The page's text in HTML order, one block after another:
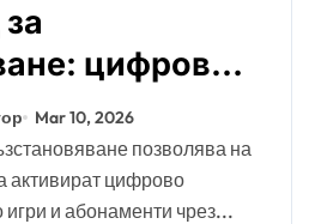
цифрова
на
на
Mar 10, 2026
активират цифрово
и абонаменти чрез...